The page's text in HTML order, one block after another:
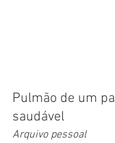
Pulmão de um
saudável
Arquivo pessoal